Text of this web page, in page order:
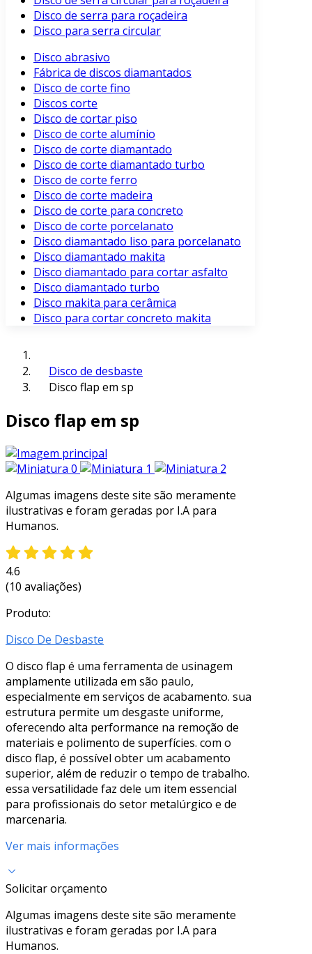
Disco de serra para roçadeira
Disco para serra circular
Disco abrasivo
Fábrica de discos diamantados
Disco de corte fino
Discos corte
Disco de cortar piso
Disco de corte alumínio
Disco de corte diamantado
Disco de corte diamantado turbo
Disco de corte ferro
Disco de corte madeira
Disco de corte para concreto
Disco de corte porcelanato
Disco diamantado liso para porcelanato
Disco diamantado makita
Disco diamantado para cortar asfalto
Disco diamantado turbo
Disco makita para cerâmica
Disco para cortar concreto makita
Disco de desbaste
Disco flap em sp
Disco flap em sp
Algumas imagens deste site são meramente
ilustrativas e foram geradas por I.A para
Humanos.
4.6
(10 avaliações)
Produto:
Disco De Desbaste
O disco flap é uma ferramenta de usinagem
amplamente utilizada em são paulo,
especialmente em serviços de acabamento. sua
estrutura permite um desgaste uniforme,
oferecendo alta performance na remoção de
materiais e polimento de superfícies. com o
disco flap, é possível obter um acabamento
superior, além de reduzir o tempo de trabalho.
essa versatilidade faz dele um item essencial
para profissionais do setor metalúrgico e de
marcenaria.
Ver mais informações
Solicitar orçamento
Algumas imagens deste site são meramente
ilustrativas e foram geradas por I.A para
Humanos.